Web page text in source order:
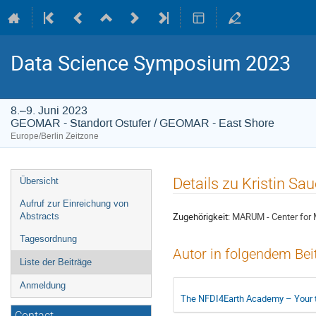
Data Science Symposium 2023
8.–9. Juni 2023
GEOMAR - Standort Ostufer / GEOMAR - East Shore
Europe/Berlin Zeitzone
Veranstaltungsmenü
Übersicht
Aufruf zur Einreichung von
Abstracts
Tagesordnung
Liste der Beiträge
Anmeldung
Details zu Kristin
Zugehörigkeit: MARUM - Center for
Autor in folgendem
The NFDI4Earth Academy –